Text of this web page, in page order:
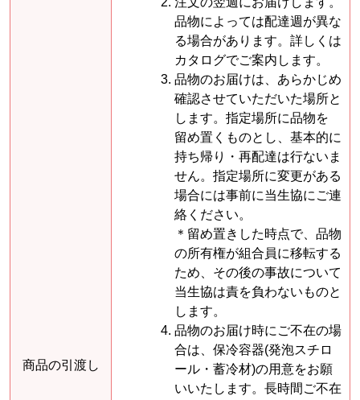
商品の引渡し
品物によっては配達週が異な
る場合があります。詳しくは
カタログでご案内します。
品物のお届けは、あらかじめ
確認させていただいた場所と
します。指定場所に品物を
留め置くものとし、基本的に
持ち帰り・再配達は行ないま
せん。指定場所に変更がある
場合には事前に当生協にご連
絡ください。
＊留め置きした時点で、品物
の所有権が組合員に移転する
ため、その後の事故について
当生協は責を負わないものと
します。
品物のお届け時にご不在の場
合は、保冷容器(発泡スチロ
ール・蓄冷材)の用意をお願
いいたします。長時間ご不在